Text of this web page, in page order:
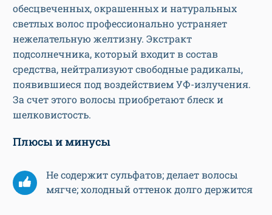
обесцвеченных, окрашенных и натуральных
светлых волос профессионально устраняет
нежелательную желтизну. Экстракт
подсолнечника, который входит в состав
средства, нейтрализуют свободные радикалы,
появившиеся под воздействием УФ-излучения.
За счет этого волосы приобретают блеск и
шелковистость.
Плюсы и минусы
Не содержит сульфатов; делает волосы
мягче; холодный оттенок долго держится